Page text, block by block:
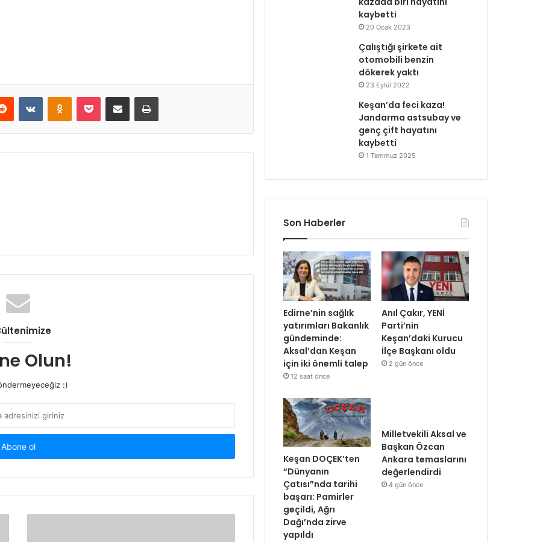
Reddit VKontakteOdnoklassniki
Pocket E-Posta ile paylaş Yazdır
Olun!
:)
kaybetti
20 Ocak 2023
Çalıştığı şirkete ait
otomobili benzin
dökerek yaktı
23 Eylül 2022
Keşan’da feci kaza!
Jandarma astsubay ve
genç çift hayatını
kaybetti
1 Temmuz 2025
Son Haberler
Edirne’nin sağlık
yatırımları Bakanlık
gündeminde:
Aksal’dan Keşan
için iki önemli talep
12 saat önce
Anıl Çakır, YENİ
Parti’nin
Keşan’daki Kurucu
İlçe Başkanı oldu
2 gün önce
Keşan DOÇEK’ten
“Dünyanın
Çatısı”nda tarihi
başarı: Pamirler
geçildi, Ağrı
Dağı’nda zirve
yapıldı
Milletvekili Aksal ve
Başkan Özcan
Ankara temaslarını
değerlendirdi
4 gün önce